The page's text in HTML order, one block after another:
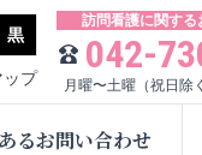
黒
ップ
訪問看護に関する
042-
月曜〜土曜（祝日除
るお問い合わせ